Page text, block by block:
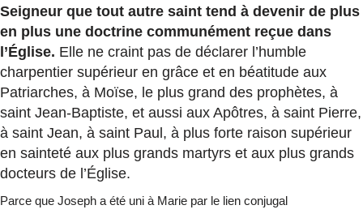
Seigneur que tout autre saint tend à devenir de plus
en plus une doctrine communément reçue dans
l’Église. Elle ne craint pas de déclarer l’humble
charpentier supérieur en grâce et en béatitude aux
Patriarches, à Moïse, le plus grand des prophètes, à
saint Jean-Baptiste, et aussi aux Apôtres, à saint Pierre,
à saint Jean, à saint Paul, à plus forte raison supérieur
en sainteté aux plus grands martyrs et aux plus grands
docteurs de l’Église.
Parce que Joseph a été uni à Marie par le lien conjugal